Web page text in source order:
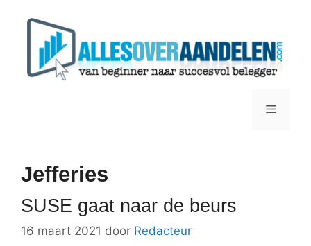
Menu
Jefferies
SUSE gaat naar de beurs
16 maart 2021 door Redacteur